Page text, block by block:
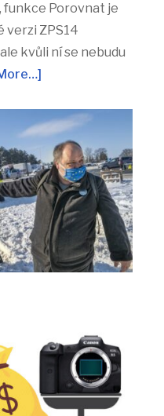
funkce Porovnat je
verzi ZPS14
kvůli ní se nebudu